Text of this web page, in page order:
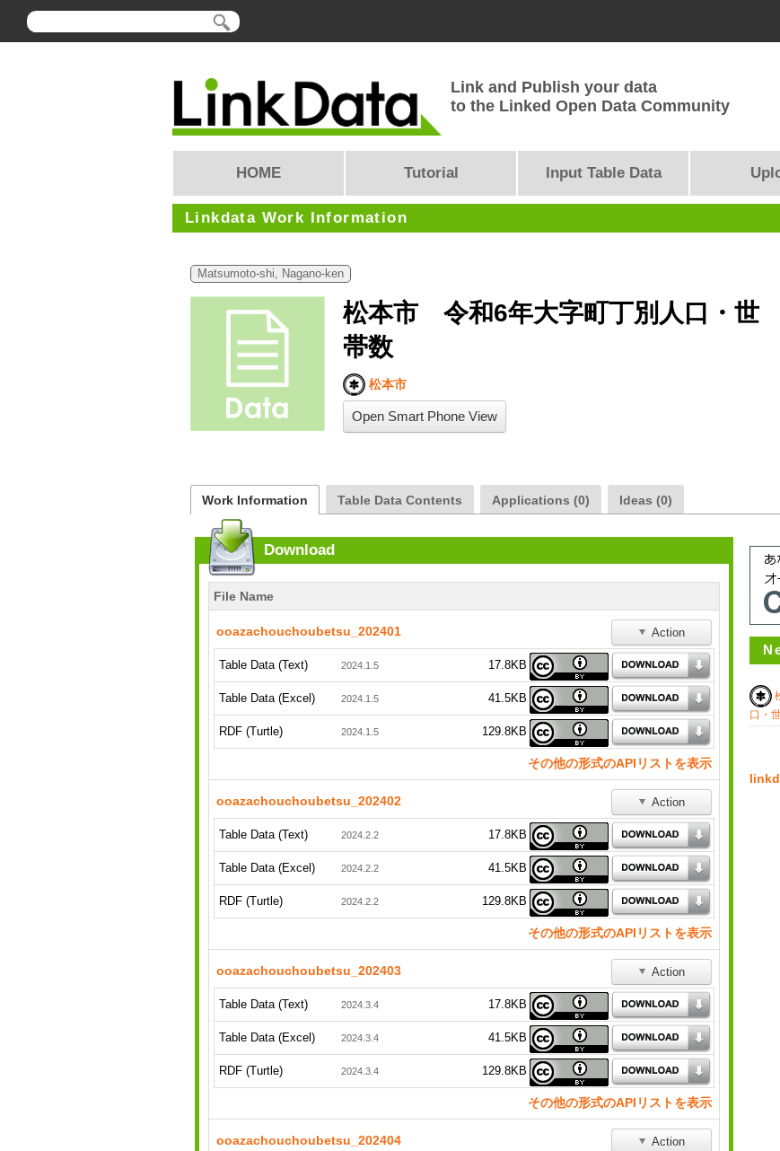
Link and Publish your data
to the Linked Open Data Community
HOME Tutorial Input Table Data
Linkdata Work Information
Matsumoto-shi, Nagano-ken
松本市 令和6年大字町丁別人口・世
帯数
松本市
Open Smart Phone View
Work Information Table Data Contents Applications (0) Ideas (0)
Download
File Name
ooazachouchoubetsu_202401 Action
Table Data (Text) 2024.1.5 17.8KB
Table Data (Excel) 2024.1.5 41.5KB
RDF (Turtle) 2024.1.5 129.8KB
その他の形式のAPIリストを表示
ooazachouchoubetsu_202402 Action
Table Data (Text) 2024.2.2 17.8KB
Table Data (Excel) 2024.2.2 41.5KB
RDF (Turtle) 2024.2.2 129.8KB
その他の形式のAPIリストを表示
ooazachouchoubetsu_202403 Action
Table Data (Text) 2024.3.4 17.8KB
Table Data (Excel) 2024.3.4 41.5KB
RDF (Turtle) 2024.3.4 129.8KB
その他の形式のAPIリストを表示
ooazachouchoubetsu_202404 Action
口・